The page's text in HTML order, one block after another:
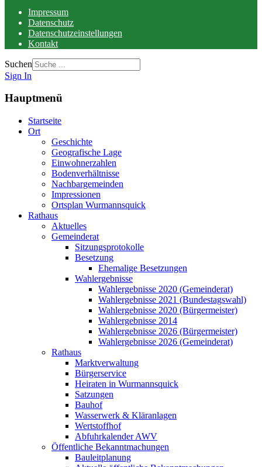
Impressum
Datenschutz
Datenschutzeinstellungen
Kontakt
Suchen
Sign In
Hauptmenü
Startseite
Ort
Geschichte
Geografische Lage
Einwohnerzahlen
Bodenverhältnisse
Nachbargemeinden
Impressionen
Ortsplan Wurmannsquick
Rathaus
Aktuelles
Gemeinderat
Sitzungsprotokolle
Besetzung
Ehemalige Besetzungen
Wahlergebnisse
Wahlergebnisse 2020 (Gemeinderat)
Wahlergebnisse 2021 (Bundestagswahl)
Wahlergebnisse 2020 (Bürgermeister)
Wahlergebnisse 2014
Wahlergebnisse 2026 (Bürgermeister)
Wahlergebnisse 2026 (Gemeinderat)
Rathaus
Marktverwaltung
Bürgerservice
Heiraten in Wurmannsquick
Satzungen
Bauhof
Wasserwerk & Kläranlagen
Wertstoffhof
Abfuhrkalender AWV
Öffentliche Bekanntmachungen
Bauleitplanung